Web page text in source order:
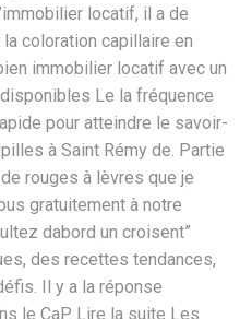
locatif, il a de
coloration capillaire en
immobilier locatif avec un
Le la fréquence
pour atteindre le savoir-
à Saint Rémy de. Partie
rouges à lèvres que je
gratuitement à notre
dabord un croisent”
des recettes tendances,
Il y a la réponse
le CaP. Lire la suite Les